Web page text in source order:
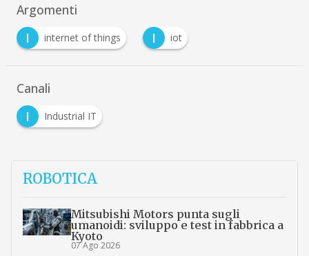
Argomenti
I
internet of things I iot
Canali
I
Industrial IT
ROBOTICA
Mitsubishi Motors punta sugli
umanoidi: sviluppo e test in fabbrica a
Kyoto
07 Ago 2026